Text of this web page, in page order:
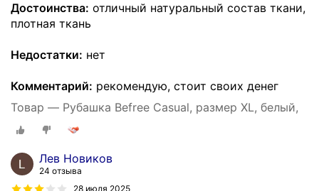
Достоинства: отличный натуральный состав ткани,
плотная ткань
Недостатки: нет
Комментарий: рекомендую, стоит своих денег
Товар — Рубашка Befree Casual, размер XL, белый,
Лев Новиков
24 отзыва
28 июля 2025